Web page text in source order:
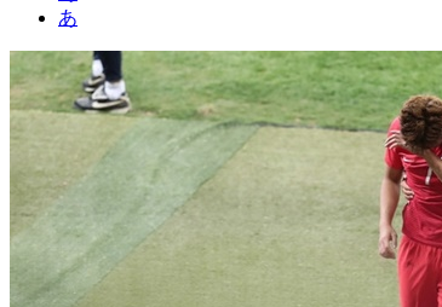
あ